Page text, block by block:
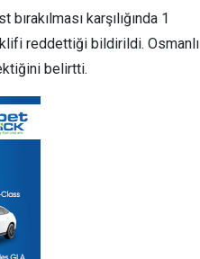
karşılığında 1
reddettiği bildirildi. Osmanlı
belirtti.